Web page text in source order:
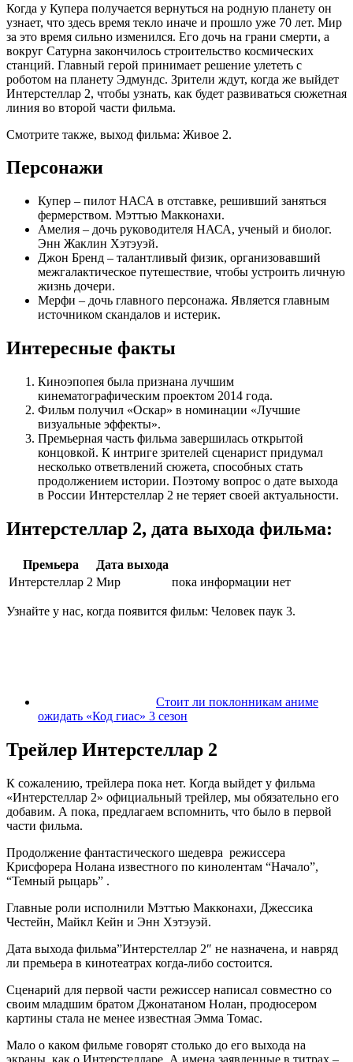
Когда у Купера получается вернуться на родную планету он
узнает, что здесь время текло иначе и прошло уже 70 лет. Мир
за это время сильно изменился. Его дочь на грани смерти, а
вокруг Сатурна закончилось строительство космических
станций. Главный герой принимает решение улететь с
роботом на планету Эдмундс. Зрители ждут, когда же выйдет
Интерстеллар 2, чтобы узнать, как будет развиваться сюжетная
линия во второй части фильма.
Смотрите также, выход фильма: Живое 2.
Персонажи
Купер – пилот НАСА в отставке, решивший заняться
фермерством. Мэттью Макконахи.
Амелия – дочь руководителя НАСА, ученый и биолог.
Энн Жаклин Хэтэуэй.
Джон Бренд – талантливый физик, организовавший
межгалактическое путешествие, чтобы устроить личную
жизнь дочери.
Мерфи – дочь главного персонажа. Является главным
источником скандалов и истерик.
Интересные факты
Киноэпопея была признана лучшим
кинематографическим проектом 2014 года.
Фильм получил «Оскар» в номинации «Лучшие
визуальные эффекты».
Премьерная часть фильма завершилась открытой
концовкой. К интриге зрителей сценарист придумал
несколько ответвлений сюжета, способных стать
продолжением истории. Поэтому вопрос о дате выхода
в России Интерстеллар 2 не теряет своей актуальности.
Интерстеллар 2, дата выхода фильма:
Премьера
Дата выхода
Интерстеллар 2 Мир пока информации нет
Узнайте у нас, когда появится фильм: Человек паук 3.
Стоит ли поклонникам аниме
ожидать «Код гиас» 3 сезон
Трейлер Интерстеллар 2
К сожалению, трейлера пока нет. Когда выйдет у фильма
«Интерстеллар 2» официальный трейлер, мы обязательно его
добавим. А пока, предлагаем вспомнить, что было в первой
части фильма.
Продолжение фантастического шедевра режиссера
Крисфорера Нолана известного по кинолентам “Начало”,
“Темный рыцарь” .
Главные роли исполнили Мэттью Макконахи, Джессика
Честейн, Майкл Кейн и Энн Хэтэуэй.
Дата выхода фильма”Интерстеллар 2″ не назначена, и навряд
ли премьера в кинотеатрах когда-либо состоится.
Сценарий для первой части режиссер написал совместно со
своим младшим братом Джонатаном Нолан, продюсером
картины стала не менее известная Эмма Томас.
Мало о каком фильме говорят столько до его выхода на
экраны, как о Интерстелларе. А имена заявленные в титрах –